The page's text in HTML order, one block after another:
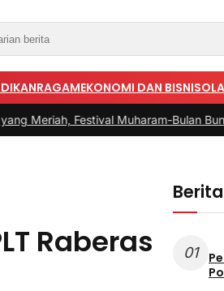
RAGAMEKONOMI DAN BISNIS
Muharam-Bulan Bung Karno di
Raberas 01